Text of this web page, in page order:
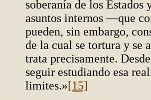
soberanía de los Estados
asuntos internos —que
pueden, sin embargo,
de la cual se tortura y se
trata precisamente.
seguir estudiando esa
limites.»[15]